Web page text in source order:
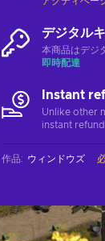
デジタル
本商品はデジ
即時配達
Instant
Unlike other
instant
作品: ウィンドウズ